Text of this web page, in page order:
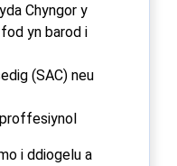
Chyngor y
yn barod i
(SAC) neu
i ddiogelu a